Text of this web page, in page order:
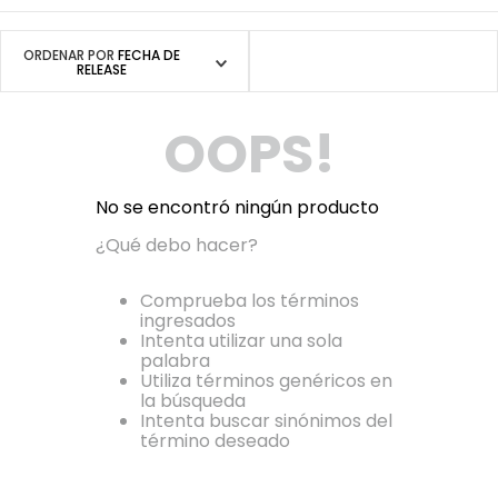
ORDENAR POR FECHA DE
RELEASE
OOPS!
No se encontró ningún producto
¿Qué debo hacer?
Comprueba los términos
ingresados
Intenta utilizar una sola
palabra
Utiliza términos genéricos en
la búsqueda
Intenta buscar sinónimos del
término deseado